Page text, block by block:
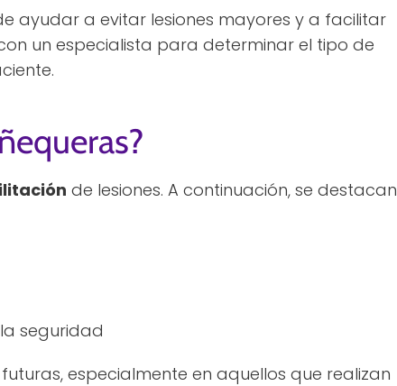
ayudar a evitar lesiones mayores y a facilitar
un especialista para determinar el tipo de
de lesiones. A continuación, se destacan
seguridad
especialmente en aquellos que realizan